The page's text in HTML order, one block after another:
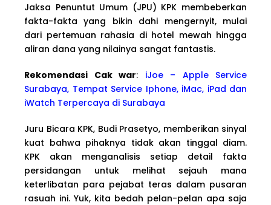
Jaksa Penuntut Umum (JPU) KPK membeberkan
fakta-fakta yang bikin dahi mengernyit, mulai
dari pertemuan rahasia di hotel mewah hingga
aliran dana yang nilainya sangat fantastis.
Rekomendasi Cak war: iJoe – Apple Service
Surabaya, Tempat Service Iphone, iMac, iPad dan
iWatch Terpercaya di Surabaya
Juru Bicara KPK, Budi Prasetyo, memberikan sinyal
kuat bahwa pihaknya tidak akan tinggal diam.
KPK akan menganalisis setiap detail fakta
persidangan untuk melihat sejauh mana
keterlibatan para pejabat teras dalam pusaran
rasuah ini. Yuk, kita bedah pelan-pelan apa saja